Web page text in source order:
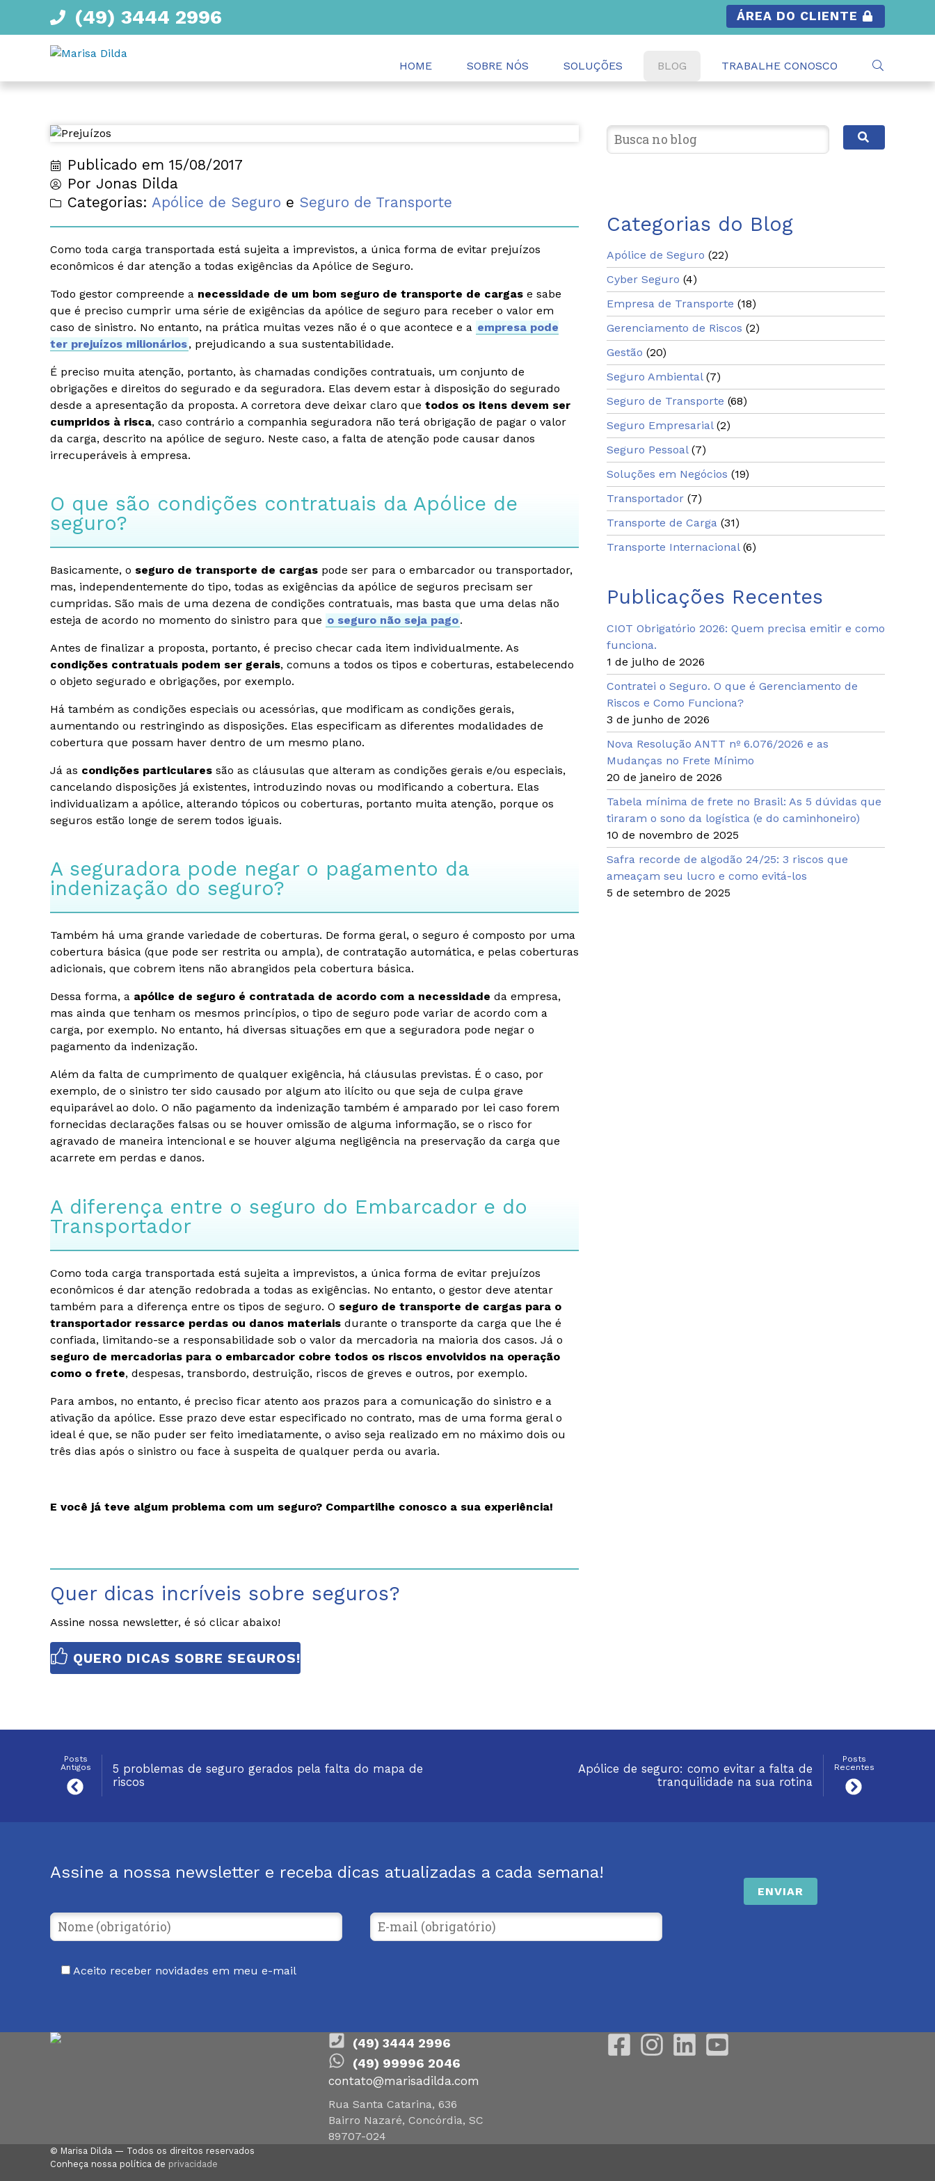
(49) 3444 2996 ÁREA DO CLIENTE
HOME SOBRE NÓS SOLUÇÕES BLOG TRABALHE CONOSCO
Publicado em 15/08/2017
Por Jonas Dilda
Categorias: Apólice de Seguro e Seguro de Transporte
Como toda carga transportada está sujeita a imprevistos, a única forma de evitar prejuízos
econômicos é dar atenção a todas exigências da Apólice de Seguro.
Todo gestor compreende a necessidade de um bom seguro de transporte de cargas e sabe
que é preciso cumprir uma série de exigências da apólice de seguro para receber o valor em
caso de sinistro. No entanto, na prática muitas vezes não é o que acontece e a empresa pode
ter prejuízos milionários, prejudicando a sua sustentabilidade.
É preciso muita atenção, portanto, às chamadas condições contratuais, um conjunto de
obrigações e direitos do segurado e da seguradora. Elas devem estar à disposição do segurado
desde a apresentação da proposta. A corretora deve deixar claro que todos os itens devem ser
cumpridos à risca, caso contrário a companhia seguradora não terá obrigação de pagar o valor
da carga, descrito na apólice de seguro. Neste caso, a falta de atenção pode causar danos
irrecuperáveis à empresa.
O que são condições contratuais da Apólice de
seguro?
Basicamente, o seguro de transporte de cargas pode ser para o embarcador ou transportador,
mas, independentemente do tipo, todas as exigências da apólice de seguros precisam ser
cumpridas. São mais de uma dezena de condições contratuais, mas basta que uma delas não
esteja de acordo no momento do sinistro para que o seguro não seja pago.
Antes de finalizar a proposta, portanto, é preciso checar cada item individualmente. As
condições contratuais podem ser gerais, comuns a todos os tipos e coberturas, estabelecendo
o objeto segurado e obrigações, por exemplo.
Há também as condições especiais ou acessórias, que modificam as condições gerais,
aumentando ou restringindo as disposições. Elas especificam as diferentes modalidades de
cobertura que possam haver dentro de um mesmo plano.
Já as condições particulares são as cláusulas que alteram as condições gerais e/ou especiais,
cancelando disposições já existentes, introduzindo novas ou modificando a cobertura. Elas
individualizam a apólice, alterando tópicos ou coberturas, portanto muita atenção, porque os
seguros estão longe de serem todos iguais.
A seguradora pode negar o pagamento da
indenização do seguro?
Também há uma grande variedade de coberturas. De forma geral, o seguro é composto por uma
cobertura básica (que pode ser restrita ou ampla), de contratação automática, e pelas coberturas
adicionais, que cobrem itens não abrangidos pela cobertura básica.
Dessa forma, a apólice de seguro é contratada de acordo com a necessidade da empresa,
mas ainda que tenham os mesmos princípios, o tipo de seguro pode variar de acordo com a
carga, por exemplo. No entanto, há diversas situações em que a seguradora pode negar o
pagamento da indenização.
Além da falta de cumprimento de qualquer exigência, há cláusulas previstas. É o caso, por
exemplo, de o sinistro ter sido causado por algum ato ilícito ou que seja de culpa grave
equiparável ao dolo. O não pagamento da indenização também é amparado por lei caso forem
fornecidas declarações falsas ou se houver omissão de alguma informação, se o risco for
agravado de maneira intencional e se houver alguma negligência na preservação da carga que
acarrete em perdas e danos.
A diferença entre o seguro do Embarcador e do
Transportador
Como toda carga transportada está sujeita a imprevistos, a única forma de evitar prejuízos
econômicos é dar atenção redobrada a todas as exigências. No entanto, o gestor deve atentar
também para a diferença entre os tipos de seguro. O seguro de transporte de cargas para o
transportador ressarce perdas ou danos materiais durante o transporte da carga que lhe é
confiada, limitando-se a responsabilidade sob o valor da mercadoria na maioria dos casos. Já o
seguro de mercadorias para o embarcador cobre todos os riscos envolvidos na operação
como o frete, despesas, transbordo, destruição, riscos de greves e outros, por exemplo.
Para ambos, no entanto, é preciso ficar atento aos prazos para a comunicação do sinistro e a
ativação da apólice. Esse prazo deve estar especificado no contrato, mas de uma forma geral o
ideal é que, se não puder ser feito imediatamente, o aviso seja realizado em no máximo dois ou
três dias após o sinistro ou face à suspeita de qualquer perda ou avaria.
E você já teve algum problema com um seguro? Compartilhe conosco a sua experiência!
Quer dicas incríveis sobre seguros?
Assine nossa newsletter, é só clicar abaixo!
QUERO DICAS SOBRE SEGUROS!
Categorias do Blog
Apólice de Seguro (22)
Cyber Seguro (4)
Empresa de Transporte (18)
Gerenciamento de Riscos (2)
Gestão (20)
Seguro Ambiental(7)
Seguro de Transporte (68)
Seguro Empresarial(2)
Seguro Pessoal(7)
Soluções em Negócios (19)
Transportador (7)
Transporte de Carga (31)
Transporte Internacional(6)
Publicações Recentes
CIOT Obrigatório 2026: Quem precisa emitir e como
funciona.
1 de julho de 2026
Contratei o Seguro. O que é Gerenciamento de
Riscos e Como Funciona?
3 de junho de 2026
Nova Resolução ANTT nº 6.076/2026 e as
Mudanças no Frete Mínimo
20 de janeiro de 2026
Tabela mínima de frete no Brasil: As 5 dúvidas que
tiraram o sono da logística (e do caminhoneiro)
10 de novembro de 2025
Safra recorde de algodão 24/25: 3 riscos que
ameaçam seu lucro e como evitá-los
5 de setembro de 2025
Apólice de seguro: como evitar a falta de
tranquilidade na sua rotina
Posts
Recentes
Posts
Antigos
5 problemas de seguro gerados pela falta do mapa de
riscos
Assine a nossa newsletter e receba dicas atualizadas a cada semana!
Aceito receber novidades em meu e-mail
(49) 3444 2996
(49) 99996 2046
contato@marisadilda.com
Rua Santa Catarina, 636
Bairro Nazaré, Concórdia, SC
89707-024
© Marisa Dilda — Todos os direitos reservados
Conheça nossa política de privacidade